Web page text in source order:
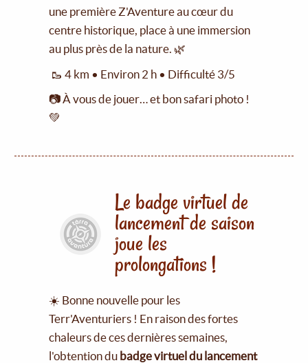
une première Z'Aventure au cœur du
centre historique, place à une immersion
au plus près de la nature. 🌿
🥾 4 km • Environ 2 h • Difficulté 3/5
📷 À vous de jouer… et bon safari photo !
💚
Le badge virtuel de
lancement de saison
joue les
prolongations !
☀️ Bonne nouvelle pour les
Terr'Aventuriers ! En raison des fortes
chaleurs de ces dernières semaines,
l'obtention du badge virtuel du lancement